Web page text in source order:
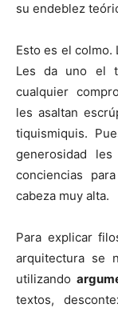
su endeblez
Esto es el colmo.
Les da uno el
cualquier
les asaltan
tiquismiquis.
generosidad
conciencias
cabeza muy alta.
Para explicar
arquitectura se
utilizando
textos,